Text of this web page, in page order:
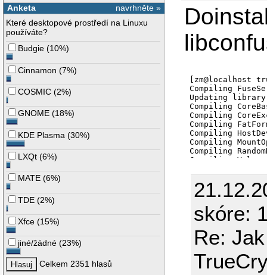
navrhněte »
Anketa
Které desktopové prostředí na Linuxu
používáte?
Budgie (10%)
Cinnamon (7%)
COSMIC (2%)
GNOME (18%)
KDE Plasma (30%)
LXQt (6%)
MATE (6%)
TDE (2%)
Xfce (15%)
jiné/žádné (23%)
Celkem 2351 hlasů
skóre:
Re: